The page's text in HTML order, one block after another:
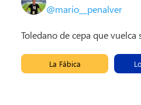
@mario__penalver
Toledano de cepa que
La Fábica